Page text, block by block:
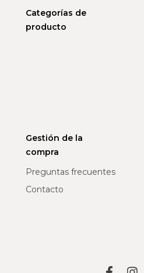
Categorías de
producto
Gestión de la
compra
Preguntas frecuentes
Contacto